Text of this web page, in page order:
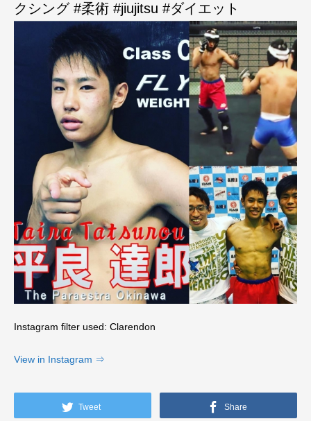
クシング #柔術 #jiujitsu #ダイエット
Instagram filter used: Clarendon
View in Instagram ⇒
Tweet Share